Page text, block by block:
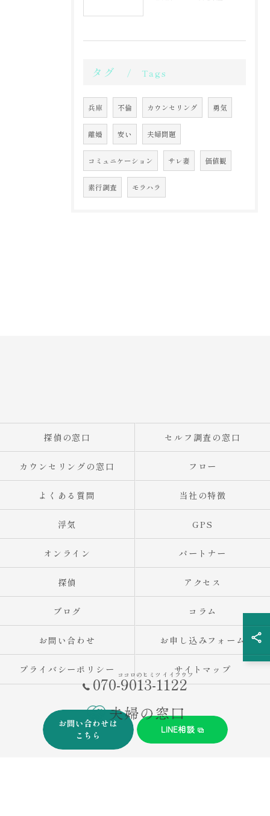
タグ Tags
兵庫 不倫 カウンセリング 勇気
離婚 安い 夫婦問題
コミュニケーション サレ妻 価値観
素行調査 モラハラ
070-9013-1122
ココロのヒミツ イイフウフ
お問い合わせは
こちら
LINE相談
探偵の窓口 セルフ調査の窓口
カウンセリングの窓口 フロー
よくある質問 当社の特徴
浮気 GPS
オンライン パートナー
探偵 アクセス
ブログ コラム
お問い合わせ お申し込みフォーム
プライバシーポリシー サイトマップ
© 2026 兵庫で不倫調査の相談なら夫婦の窓口 ALL RIGHTS RESERVED.